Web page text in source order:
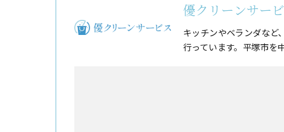
優クリーンサー
キッチンやベランダなど
行っています。平塚市を